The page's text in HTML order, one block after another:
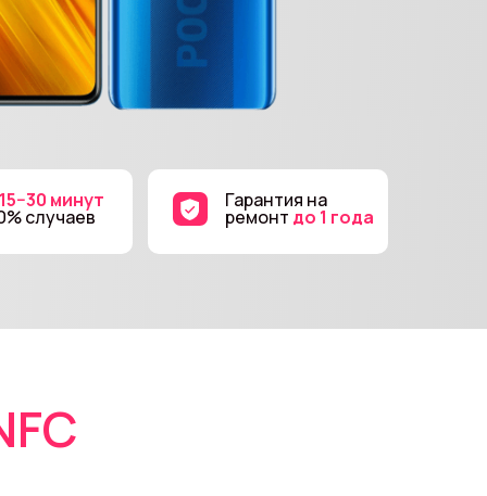
минут
случаев
Гарантия на
ремонт до 1 года